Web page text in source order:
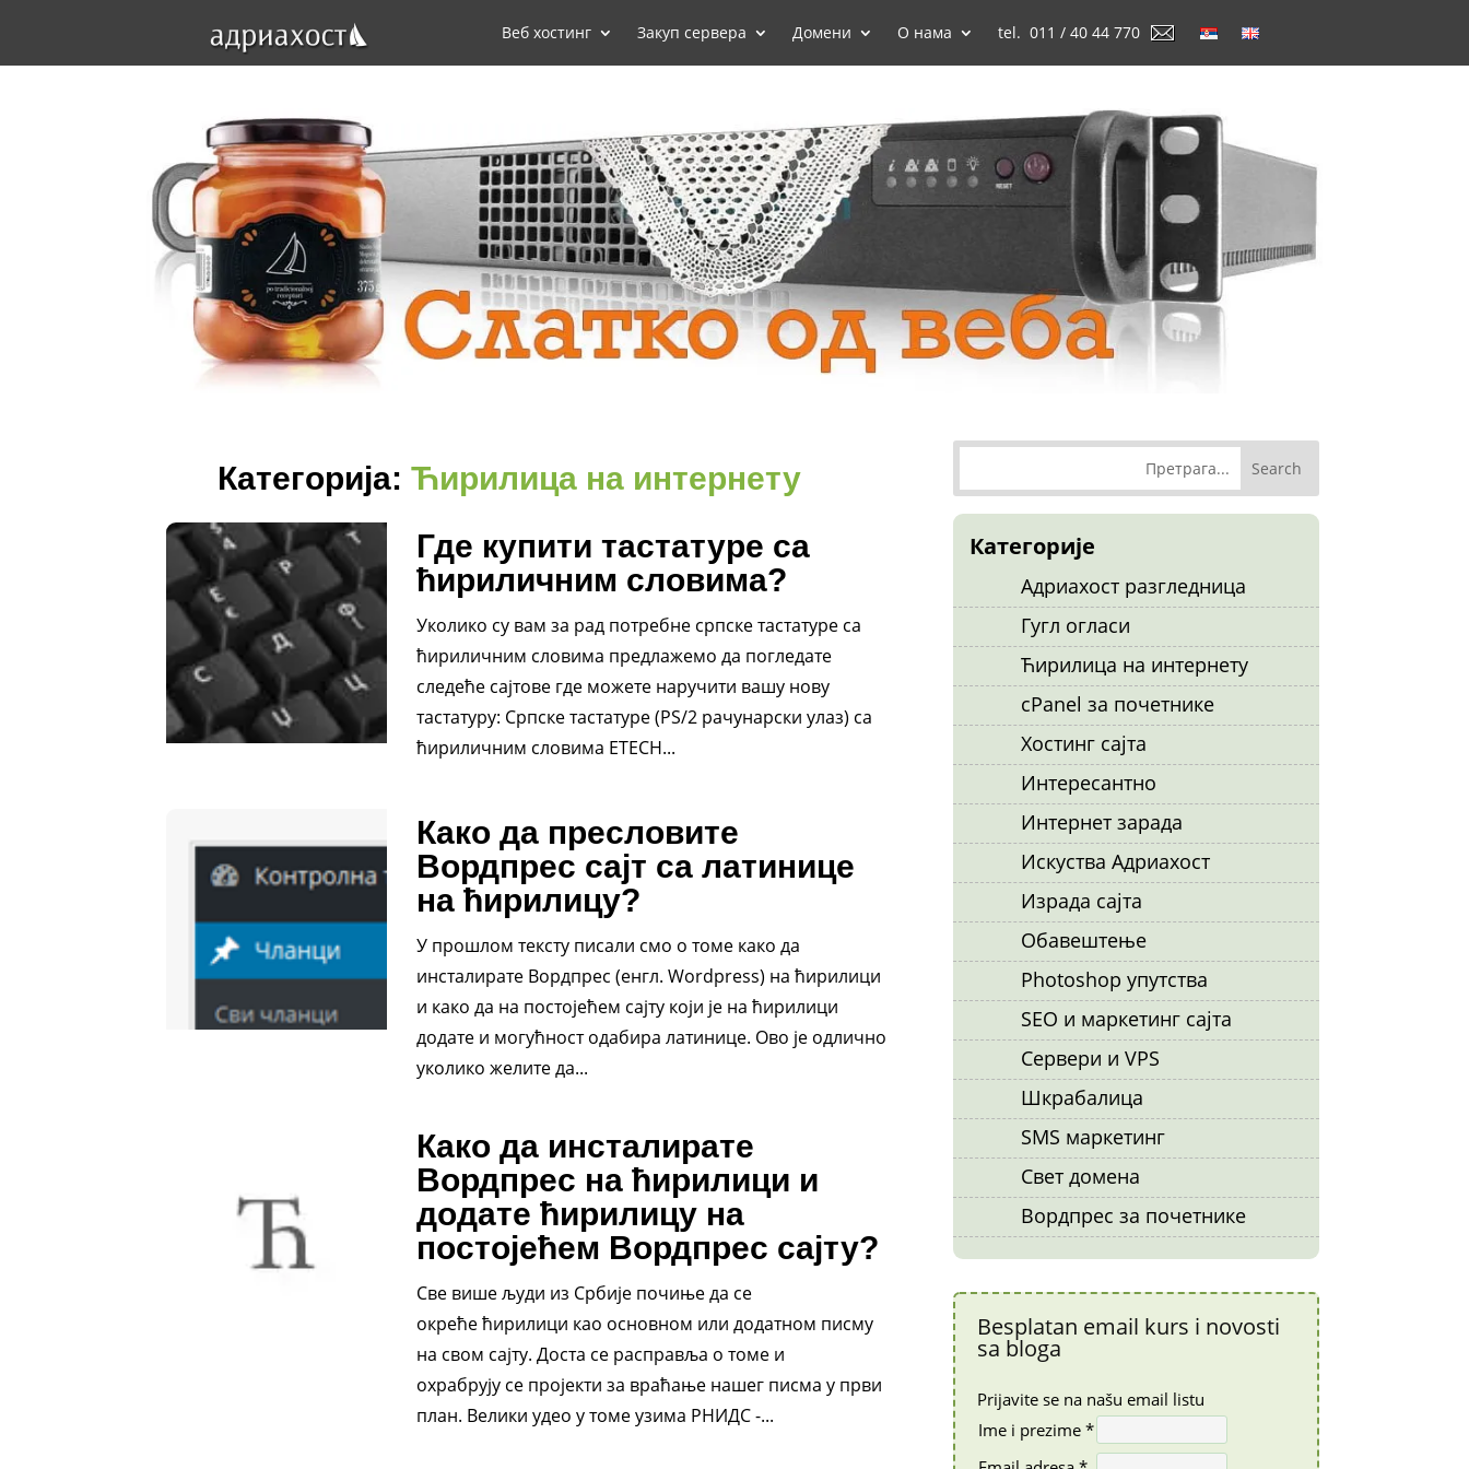
Веб хостинг Закуп сервера Домени О нама tel. 011 / 40 44 770
Категорија:Ћирилица на интернету
Где купити тастатуре са
ћириличним словима?
Уколико су вам за рад потребне српске тастатуре са
ћириличним словима предлажемо да погледате
следеће сајтове где можете наручити вашу нову
тастатуру: Српске тастатуре (PS/2 рачунарски улаз) са
ћириличним словима ETECH...
Како да пресловите
Вордпрес сајт са латинице
на ћирилицу?
У прошлом тексту писали смо о томе како да
инсталирате Вордпрес (енгл. Wordpress) на ћирилици
и како да на постојећем сајту који је на ћирилици
додате и могућност одабира латинице. Ово је одлично
уколико желите да...
Како да инсталирате
Вордпрес на ћирилици и
додате ћирилицу на
постојећем Вордпрес сајту?
Све више људи из Србије почиње да се
окреће ћирилици као основном или додатном писму
на свом сајту. Доста се расправља о томе и
охрабрују се пројекти за враћање нашег писма у први
план. Велики удео у томе узима РНИДС -...
Категорије
Адриахост разгледница
Гугл огласи
Ћирилица на интернету
cPanel за почетнике
Хостинг сајта
Интересантно
Интернет зарада
Искуства Адриахост
Израда сајта
Обавештење
Photoshop упутства
SEO и маркетинг сајта
Сервери и VPS
Шкрабалица
SMS маркетинг
Свет домена
Вордпрес за почетнике
Besplatan email kurs i novosti
sa bloga
Prijavite se na našu email listu
Ime i prezime *